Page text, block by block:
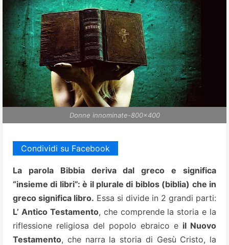
Donne innominate-800x400
Condividi su Facebook
La parola Bibbia deriva dal greco e significa
“insieme di libri”: è il plurale di biblos (biblia) che in
greco significa libro. Essa si divide in 2 grandi parti:
L’ Antico Testamento, che comprende la storia e la
riflessione religiosa del popolo ebraico e il Nuovo
Testamento, che narra la storia di Gesù Cristo, la